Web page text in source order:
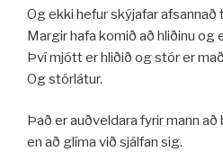
Og ekki hefur skýjafar afsannað
Margir hafa komið að hliðinu og
Því mjótt er hliðið og stór er
Og stórlátur.
Það er auðveldara fyrir mann
en að glíma við sjálfan sig.